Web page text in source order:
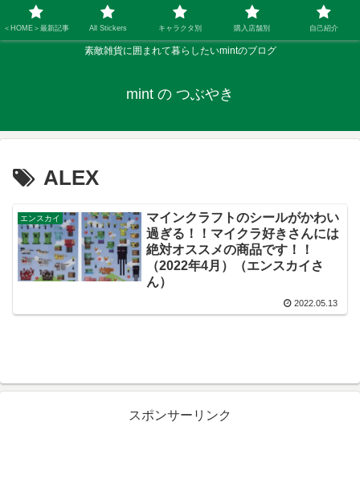
素敵雑貨に囲まれて暮らしたいmintのブログ
mint の つぶやき
ALEX
エンスカイ
マインクラフトのシールがかわい
過ぎる！！マイクラ好きさんには
絶対オススメの商品です！！
（2022年4月）（エンスカイさ
ん）
2022.05.13
スポンサーリンク
＜HOME＞最新記事 All Stickers キャラクタ別 購入店舗別 自己紹介